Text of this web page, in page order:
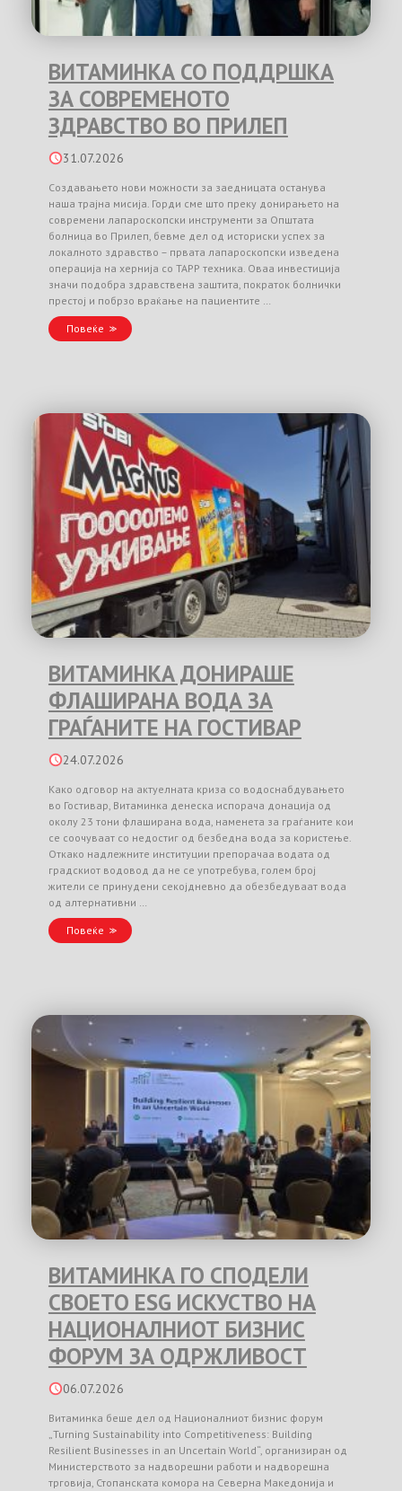
ВИТАМИНКА СО ПОДДРШКА
ЗА СОВРЕМЕНОТО
ЗДРАВСТВО ВО ПРИЛЕП
31.07.2026
Создавањето нови можности за заедницата останува
наша трајна мисија. Горди сме што преку донирањето на
современи лапароскопски инструменти за Општата
болница во Прилеп, бевме дел од историски успех за
локалното здравство – првата лапароскопски изведена
операција на хернија со TAPP техника. Оваа инвестиција
значи подобра здравствена заштита, пократок болнички
престој и побрзо враќање на пациентите …
Повеќе
ВИТАМИНКА ДОНИРАШЕ
ФЛАШИРАНА ВОДА ЗА
ГРАЃАНИТЕ НА ГОСТИВАР
24.07.2026
Како одговор на актуелната криза со водоснабдувањето
во Гостивар, Витаминка денеска испорача донација од
околу 23 тони флаширана вода, наменета за граѓаните кои
се соочуваат со недостиг од безбедна вода за користење.
Откако надлежните институции препорачаа водата од
градскиот водовод да не се употребува, голем број
жители се принудени секојдневно да обезбедуваат вода
од алтернативни …
Повеќе
ВИТАМИНКА ГО СПОДЕЛИ
СВОЕТО ESG ИСКУСТВО НА
НАЦИОНАЛНИОТ БИЗНИС
ФОРУМ ЗА ОДРЖЛИВОСТ
06.07.2026
Витаминка беше дел од Националниот бизнис форум
„Turning Sustainability into Competitiveness: Building
Resilient Businesses in an Uncertain World“, организиран од
Министерството за надворешни работи и надворешна
трговија, Стопанската комора на Северна Македонија и